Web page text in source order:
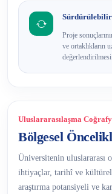
Proje
ve ortaklıkların
değerlendirilmesi.
Uluslararasılaşma
Bölgesel
Üniversitenin uluslararası
ihtiyaçlar, tarihî ve
araştırma potansiyeli ve